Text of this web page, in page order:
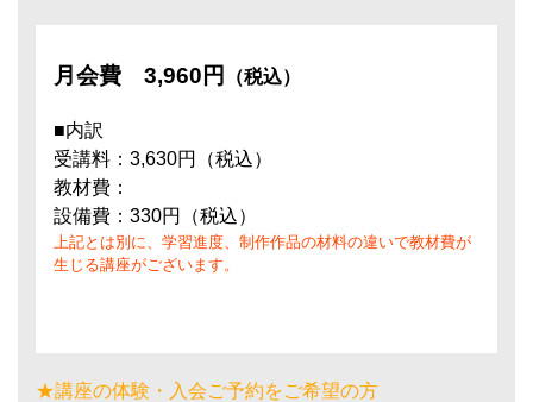
月会費 3,960円 （税込）
■内訳
受講料：3,630円（税込）
教材費：
設備費：330円（税込）
上記とは別に、学習進度、制作作品の材料の違いで教材費が
生じる講座がございます。
★講座の体験・入会ご予約をご希望の方